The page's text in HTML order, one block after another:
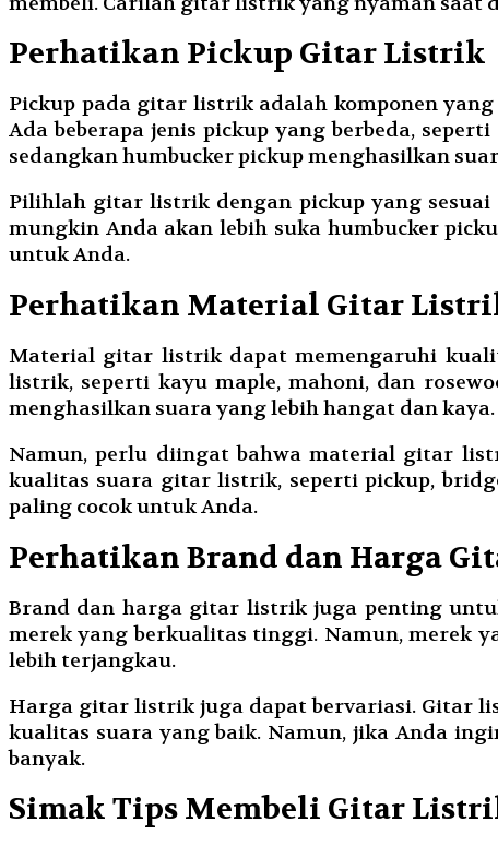
Perhatikan Pickup Gitar Listrik
Pickup pada gitar listrik adalah komponen
Ada beberapa jenis pickup yang berbeda,
sedangkan humbucker pickup menghasilkan
Pilihlah gitar listrik dengan pickup yang
mungkin Anda akan lebih suka humbucker
untuk Anda.
Perhatikan Material Gitar
Material gitar listrik dapat memengaruhi
listrik, seperti kayu maple, mahoni, dan
menghasilkan suara yang lebih hangat dan
Namun, perlu diingat bahwa material gitar
kualitas suara gitar listrik, seperti pickup,
paling cocok untuk Anda.
Perhatikan Brand dan Harga
Brand dan harga gitar listrik juga penting
merek yang berkualitas tinggi. Namun, merek
lebih terjangkau.
Harga gitar listrik juga dapat bervariasi. Gitar
kualitas suara yang baik. Namun, jika Anda
banyak.
Simak Tips Membeli Gitar